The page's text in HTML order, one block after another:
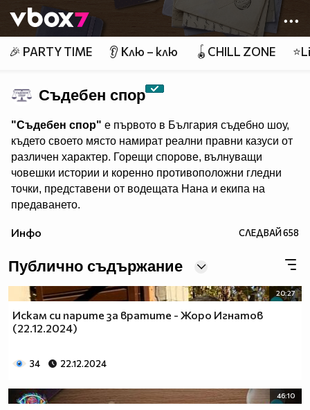
👾
🎉 PARTY TIME 👂 Клю – клю 🪀CHILL ZONE
Съдебен спор
"Съдебен спор" е първото в България съдебно шоу,
където своето място намират реални правни казуси от
различен характер. Горещи спорове, вълнуващи
човешки истории и коренно противоположни гледни
точки, представени от водещата Нана и екипа на
предаването.
Eпизодите на предаването може да гледате и в
Инфо СЛЕДВАЙ658
Публично съдържание
20:27
Искам си парите за вратите - Жоро Игнатов
(22.12.2024)
34 22.12.2024
46:10